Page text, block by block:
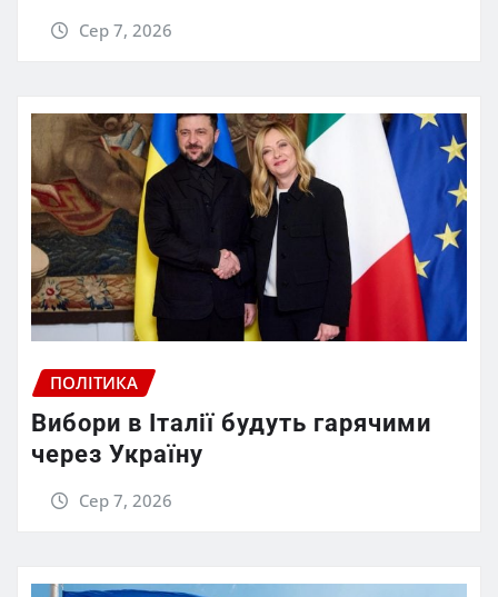
Сер 7, 2026
ПОЛІТИКА
Вибори в Італії будуть гарячими
через Україну
Сер 7, 2026